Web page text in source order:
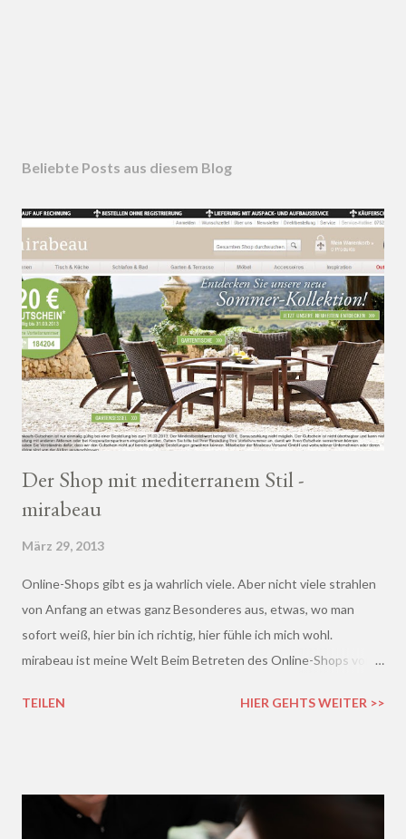
Beliebte Posts aus diesem Blog
Der Shop mit mediterranem Stil -
mirabeau
März 29, 2013
Online-Shops gibt es ja wahrlich viele. Aber nicht viele strahlen
von Anfang an etwas ganz Besonderes aus, etwas, wo man
sofort weiß, hier bin ich richtig, hier fühle ich mich wohl.
mirabeau ist meine Welt Beim Betreten des Online-Shops von
Harmonische - ich wusste sofort, hier fühle ich mich wohl :)
TEILEN HIER GEHTS WEITER >>